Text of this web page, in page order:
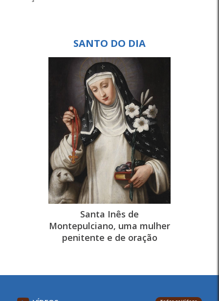
SANTO DO DIA
Santa Inês de
Montepulciano, uma mulher
penitente e de oração